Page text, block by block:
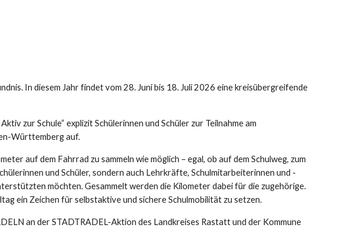
In diesem Jahr findet vom 28. Juni bis 18. Juli 2026 eine kreisübergreifende
zur Schule“ explizit Schülerinnen und Schüler zur Teilnahme am
Württemberg auf.
auf dem Fahrrad zu sammeln wie möglich – egal, ob auf dem Schulweg, zum
und Schüler, sondern auch Lehrkräfte, Schulmitarbeiterinnen und -
möchten. Gesammelt werden die Kilometer dabei für die zugehörige.
ein Zeichen für selbstaktive und sichere Schulmobilität zu setzen.
an der STADTRADEL-Aktion des Landkreises Rastatt und der Kommune